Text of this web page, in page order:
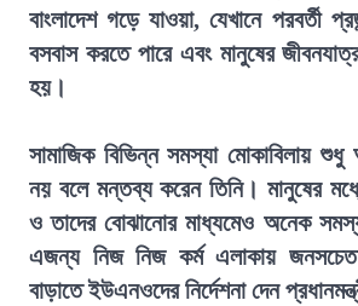
বাংলাদেশ গড়ে যাওয়া, যেখানে পরবর্তী
বসবাস করতে পারে এবং মানুষের
হয়।
সামাজিক বিভিন্ন সমস্যা মোকাবিলায়
নয় বলে মন্তব্য করেন তিনি। মানুষের
ও তাদের বোঝানোর মাধ্যমেও অনেক
এজন্য নিজ নিজ কর্ম এলাকায়
বাড়াতে ইউএনওদের নির্দেশনা দেন